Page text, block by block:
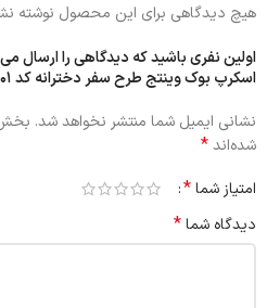
هیچ دیدگاهی برای این محصول نوشته
اولین نفری باشید که دیدگاهی را ارسال
اسکرپ بوک وینتج طرح سفر دخترانه کد 01 مجموعه 9 عددی”
نشانی ایمیل شما منتشر نخواهد شد.
شده‌اند*
امتیاز شما*
دیدگاه شما*